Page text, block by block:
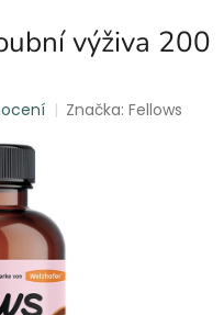
výživa 200
Značka:Fellows